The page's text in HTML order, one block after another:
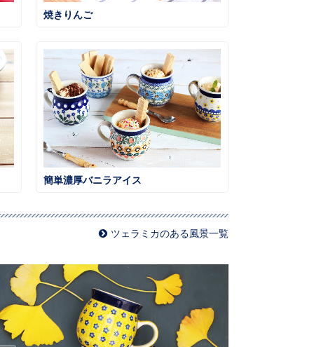
焼きりんご
簡単濃厚バニラアイス
ツェラミカのある風景一覧